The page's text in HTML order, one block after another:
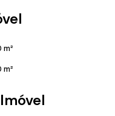
m²
m²